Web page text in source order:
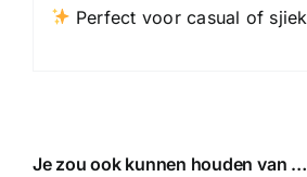
Perfect voor casual of sjiek
Je zou ook kunnen houden van …